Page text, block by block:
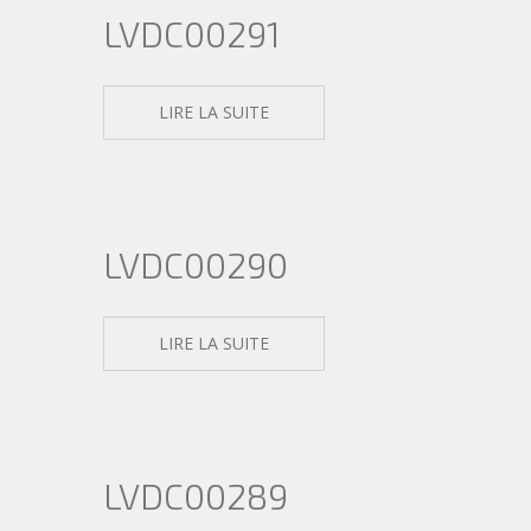
LVDC00291
LIRE LA SUITE
LVDC00290
LIRE LA SUITE
LVDC00289